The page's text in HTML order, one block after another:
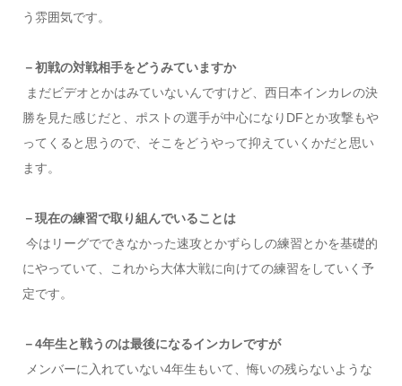
う雰囲気です。
－初戦の対戦相手をどうみていますか
まだビデオとかはみていないんですけど、西日本インカレの決
勝を見た感じだと、ポストの選手が中心になりDFとか攻撃もや
ってくると思うので、そこをどうやって抑えていくかだと思い
ます。
－現在の練習で取り組んでいることは
今はリーグでできなかった速攻とかずらしの練習とかを基礎的
にやっていて、これから大体大戦に向けての練習をしていく予
定です。
－4年生と戦うのは最後になるインカレですが
メンバーに入れていない4年生もいて、悔いの残らないような